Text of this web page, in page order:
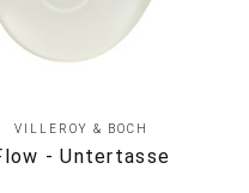
VILLEROY & BOCH
- Untertasse